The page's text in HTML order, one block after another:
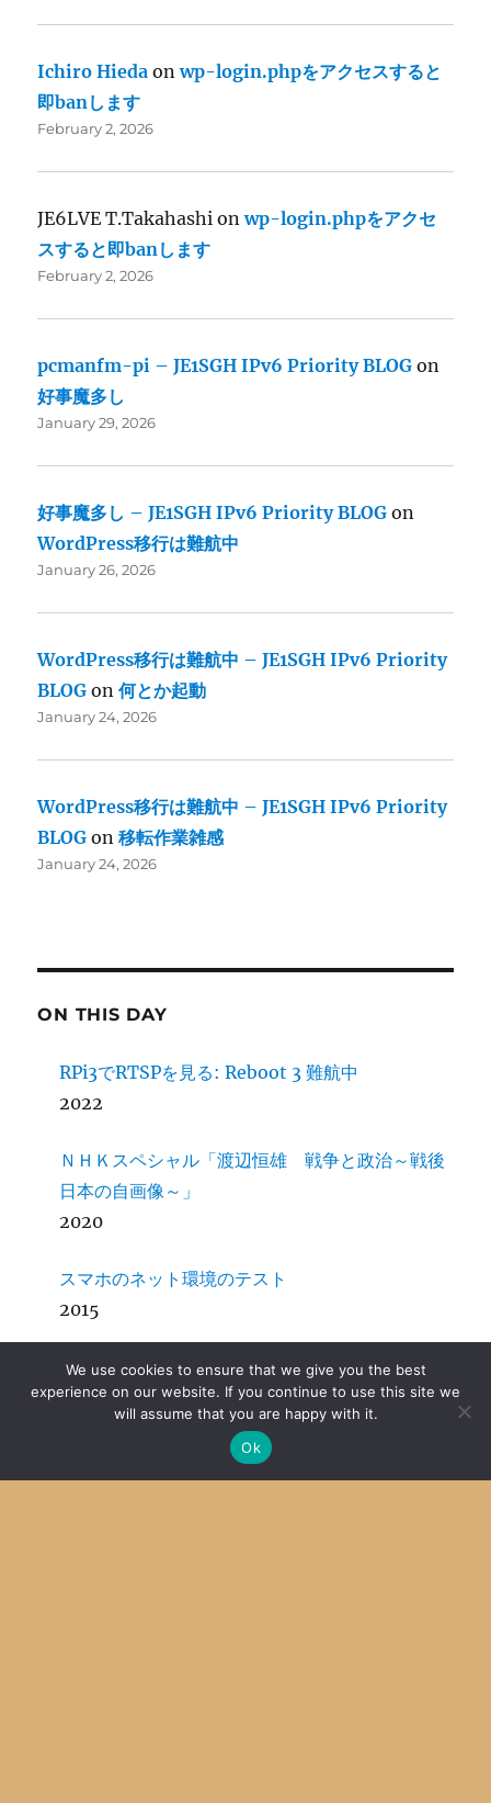
Ichiro Hieda onwp-login.phpをアクセスすると
即banします
February 2, 2026
JE6LVE T.Takahashi onwp-login.phpをアクセ
スすると即banします
February 2, 2026
pcmanfm-pi – JE1SGH IPv6 Priority BLOG on
好事魔多し
January 29, 2026
好事魔多し – JE1SGH IPv6 Priority BLOG on
WordPress移行は難航中
January 26, 2026
WordPress移行は難航中 – JE1SGH IPv6 Priority
BLOG on何とか起動
January 24, 2026
WordPress移行は難航中 – JE1SGH IPv6 Priority
BLOG on移転作業雑感
January 24, 2026
ON THIS DAY
RPi3でRTSPを見る: Reboot 3 難航中
2022
ＮＨＫスペシャル「渡辺恒雄 戦争と政治～戦後
日本の自画像～」
2020
スマホのネット環境のテスト
2015
サーバーのファイルシステムにエラー
2014
We use cookies to ensure that we give you the best
experience on our website. If you continue to use this site we
will assume that you are happy with it.
Ok